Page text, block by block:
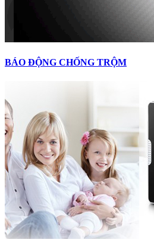
BÁO ĐỘNG CHỐNG TRỘM